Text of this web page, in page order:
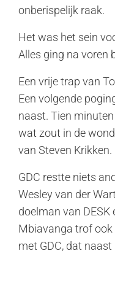
onberispelijk raak.
Het was het sein
Alles ging na voren
Een vrije trap van
Een volgende
naast. Tien
wat zout in de
van Steven Krikken.
GDC restte niets
Wesley van der
doelman van DESK
Mbiavanga trof ook
met GDC, dat